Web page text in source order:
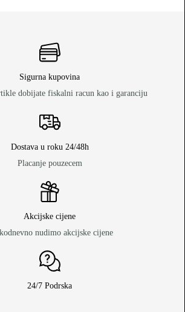
Sigurna kupovina
dobijate fiskalni racun kao i garanciju
Dostava u roku 24/48h
Placanje pouzecem
Akcijske cijene
nudimo akcijske cijene
24/7 Podrska